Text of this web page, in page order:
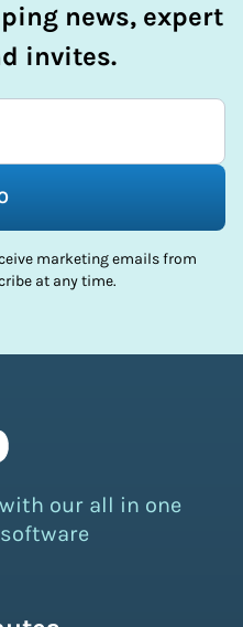
news, expert
invites.
marketing emails from
at any time.
our all in one